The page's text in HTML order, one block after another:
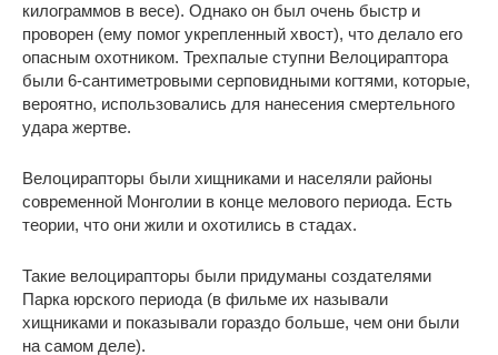
килограммов в весе). Однако он был очень быстр и
проворен (ему помог укрепленный хвост), что делало его
опасным охотником. Трехпалые ступни Велоцираптора
были 6-сантиметровыми серповидными когтями, которые,
вероятно, использовались для нанесения смертельного
удара жертве.
Велоцирапторы были хищниками и населяли районы
современной Монголии в конце мелового периода. Есть
теории, что они жили и охотились в стадах.
Такие велоцирапторы были придуманы создателями
Парка юрского периода (в фильме их называли
хищниками и показывали гораздо больше, чем они были
на самом деле).